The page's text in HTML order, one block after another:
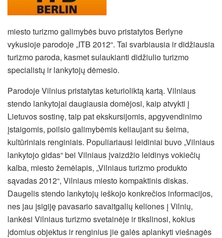
miesto turizmo galimybės buvo pristatytos Berlyne
vykusioje parodoje „ITB 2012“. Tai svarbiausia ir didžiausia
turizmo paroda, kasmet sulaukianti didžiulio turizmo
specialistų ir lankytojų dėmesio.
Parodoje Vilnius pristatytas keturioliktą kartą. Vilniaus
stendo lankytojai daugiausia domėjosi, kaip atvykti į
Lietuvos sostinę, taip pat ekskursijomis, apgyvendinimo
įstaigomis, poilsio galimybėmis keliaujant su šeima,
kultūriniais renginiais. Populiariausi leidiniai buvo „Vilniaus
lankytojo gidas“ bei Vilniaus įvaizdžio leidinys vokiečių
kalba, miesto žemėlapis, „Vilniaus turizmo produkto
sąvadas 2012“, Vilniaus miesto kompaktinis diskas.
Daugelis stendo lankytojų ieškojo konkrečios informacijos,
nes jau įsigiję pavasario savaitgalių keliones į Vilnių,
lankėsi Vilniaus turizmo svetainėje ir tikslinosi, kokius
įdomius objektus ir renginius jie galės aplankyti viešnagės